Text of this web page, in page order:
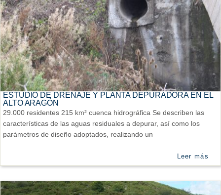
ESTUDIO DE DRENAJE Y PLANTA DEPURADORA EN EL
ALTO ARAGÓN
29.000 residentes 215 km² cuenca hidrográfica Se describen las
características de las aguas residuales a depurar, así como los
parámetros de diseño adoptados, realizando un
Leer más